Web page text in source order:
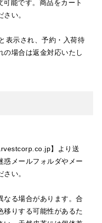
能です。商品をカート
い。
表示され、予約・入荷待
の場合は返金対応いたし
】より送
惑メールフォルダやメー
い。
なる場合があります。合
移りする可能性があるた